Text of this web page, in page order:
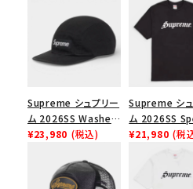
コラボレーションブランドから探す
並び順
価格から探す
Supreme シュプリー
ム 2026SS Washed
Chino Twill Camp
ノツイル キャンプキャ
ップ ブラック
¥23,980 (税込)
Supreme シ
ム 2026SS
Tee スピードT
¥21,980 (税